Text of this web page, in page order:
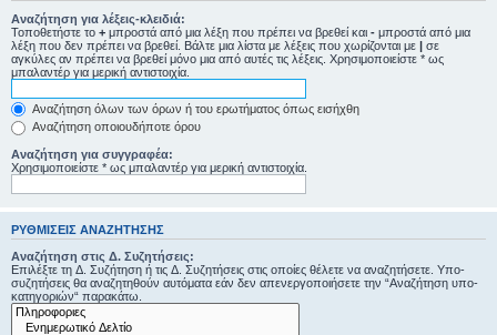
Αναζήτηση για λέξεις-κλειδιά:
Τοποθετήστε το + μπροστά από μια λέξη που πρέπει να βρεθεί και - μπροστά από μια
λέξη που δεν πρέπει να βρεθεί. Βάλτε μια λίστα με λέξεις που χωρίζονται με | σε
αγκύλες αν πρέπει να βρεθεί μόνο μια από αυτές τις λέξεις. Χρησιμοποιείστε * ως
μπαλαντέρ για μερική αντιστοιχία.
Αναζήτηση όλων των όρων ή του ερωτήματος όπως εισήχθη
Αναζήτηση οποιουδήποτε όρου
Αναζήτηση για συγγραφέα:
Χρησιμοποιείστε * ως μπαλαντέρ για μερική αντιστοιχία.
ΡΥΘΜΊΣΕΙΣ ΑΝΑΖΉΤΗΣΗΣ
Αναζήτηση στις Δ. Συζητήσεις:
Επιλέξτε τη Δ. Συζήτηση ή τις Δ. Συζητήσεις στις οποίες θέλετε να αναζητήσετε. Υπο-
συζητήσεις θα αναζητηθούν αυτόματα εάν δεν απενεργοποιήσετε την “Αναζήτηση υπο-
κατηγοριών“ παρακάτω.